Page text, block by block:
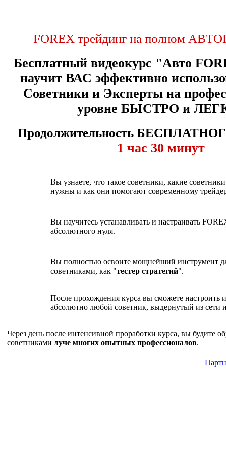
FOREX трейдинг на полном
Бесплатный видеокурс "Авто
научит ВАС эффективно
Советники и Эксперты на
уровне БЫСТРО и
Продолжительность
1 час 30 минут
Вы узнаете, что такое советники, какие
нужны и как они помогают современному
Вы научитесь устанавливать и настраивать
абсолютного нуля.
Вы полностью освоите мощнейший инструмент
советниками, как "тестер стратегий".
После прохождения курса вы сможете настроить и
абсолютно любой советник, выдернутый из сети
Через день после интенсивной проработки курса, вы будите
советниками луче многих опытных профессионалов.